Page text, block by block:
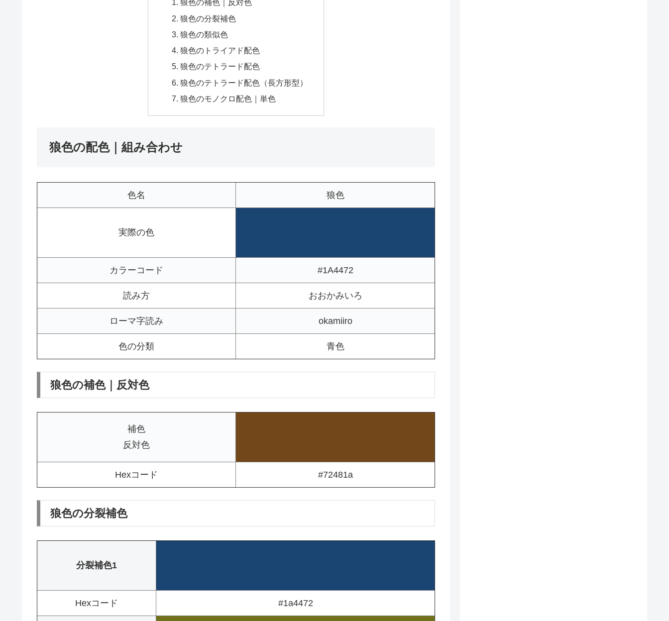
狼色の補色｜反対色
狼色の分裂補色
狼色の類似色
狼色のトライアド配色
狼色のテトラード配色
狼色のテトラード配色（長方形型）
狼色のモノクロ配色｜単色
狼色の配色｜組み合わせ
色名 狼色
実際の色
カラーコード #1A4472
読み方 おおかみいろ
ローマ字読み okamiiro
色の分類 青色
狼色の補色｜反対色
補色
反対色
Hexコード #72481a
狼色の分裂補色
分裂補色1
Hexコード #1a4472